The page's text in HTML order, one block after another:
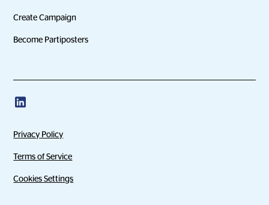
Create Campaign
Become Partiposters
Privacy Policy
Terms of Service
Cookies Settings